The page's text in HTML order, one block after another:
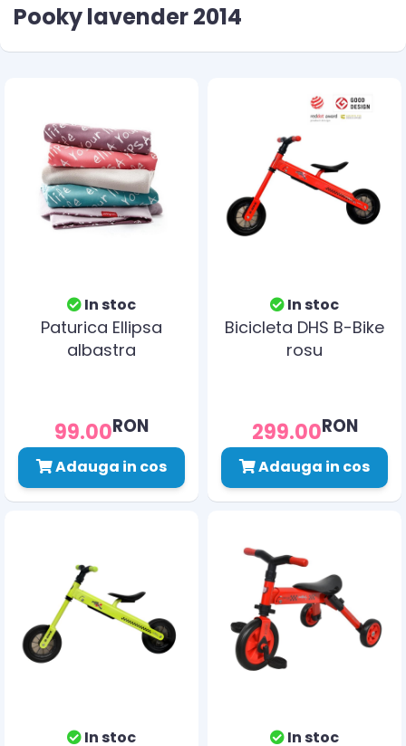
Pooky lavender 2014
In stoc
Paturica Ellipsa
albastra
99.00RON
Adauga in cos
In stoc
Bicicleta DHS B-Bike
rosu
299.00RON
Adauga in cos
In stoc In stoc